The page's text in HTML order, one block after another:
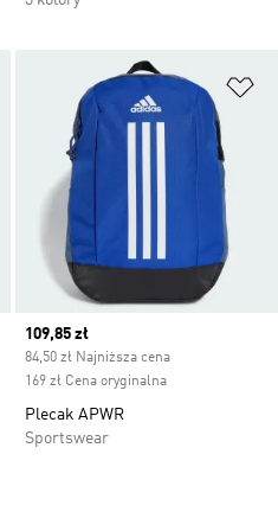
Dodaj do listy życzeń
Current price
109,85 zł
84,50 zł Najniższa cena
169 zł Cena oryginalna
Plecak APWR
Sportswear